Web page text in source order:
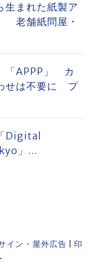
まれた紙製ア
老舗紙問屋・
「APPP」 カ
せは不要に プ
Digital
」...
イン・屋外広告
印